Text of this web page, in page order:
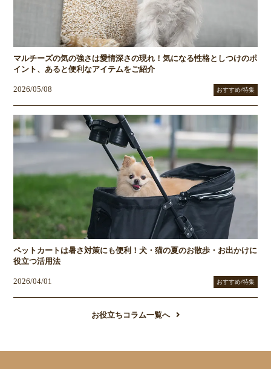
マルチーズの気の強さは愛情深さの現れ！気になる性格としつけのポ
イント、あると便利なアイテムをご紹介
2026/05/08 おすすめ/特集
ペットカートは暑さ対策にも便利！犬・猫の夏のお散歩・お出かけに
役立つ活用法
2026/04/01 おすすめ/特集
お役立ちコラム一覧へ